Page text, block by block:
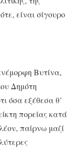
είναι σίγουρο
Βυτίνα,
Δημότη
όσα εξέθεσα θ’
πορείας κατά
παίρνω μαζί